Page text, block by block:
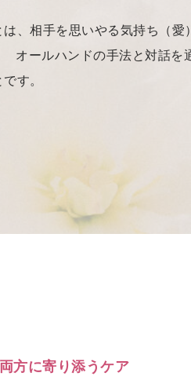
、相手を思いやる気持ち（愛
オールハンドの手法と対話を
す。
方に寄り添うケア